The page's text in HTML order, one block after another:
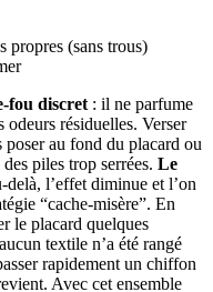
propres (sans trous)
fou discret : il ne parfume
odeurs résiduelles. Verser
au fond du placard ou
piles trop serrées. Le
delà, l’effet diminue et l’on
“cache-misère”. En
le placard quelques
textile n’a été rangé
rapidement un chiffon
Avec cet ensemble